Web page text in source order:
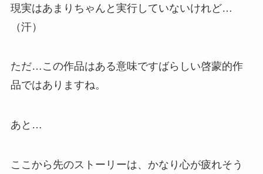
現実はあまりちゃんと実行していないけれど…
（汗）
ただ…この作品はある意味ですばらしい啓蒙的作
品ではありますね。
あと…
ここから先のストーリーは、かなり心が疲れそう